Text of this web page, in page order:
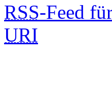
RSS-Feed
URI